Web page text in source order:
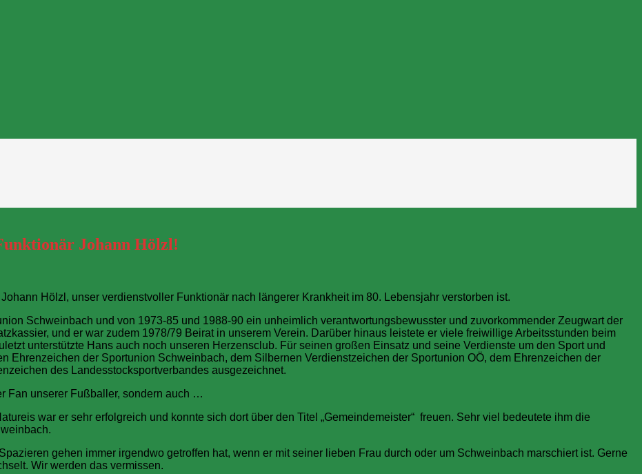
Johann Hölzl!
Hölzl, unser verdienstvoller Funktionär nach längerer Krankheit im 80. Lebensjahr verstorben ist.
Schweinbach und von 1973-85 und 1988-90 ein unheimlich verantwortungsbewusster und zuvorkommender Zeugwart der
und er war zudem 1978/79 Beirat in unserem Verein. Darüber hinaus leistete er viele freiwillige Arbeitsstunden beim
unterstützte Hans auch noch unseren Herzensclub. Für seinen großen Einsatz und seine Verdienste um den Sport und
Ehrenzeichen der Sportunion Schweinbach, dem Silbernen Verdienstzeichen der Sportunion OÖ, dem Ehrenzeichen der
des Landesstocksportverbandes ausgezeichnet.
Fan unserer Fußballer, sondern auch …
war er sehr erfolgreich und konnte sich dort über den Titel „Gemeindemeister“ freuen. Sehr viel bedeutete ihm die
gehen immer irgendwo getroffen hat, wenn er mit seiner lieben Frau durch oder um Schweinbach marschiert ist. Gerne
Wir werden das vermissen.